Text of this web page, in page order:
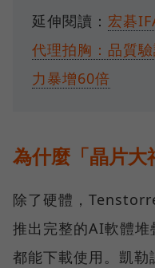
延伸閱讀： 宏碁
代理拍胸：品質
力暴增60倍
為什麼「晶片大
除了硬體，
推出完整的AI軟體堆
都能下載使用。凱